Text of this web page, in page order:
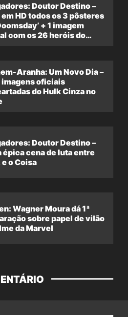
Doutor Destino –
HD todos os 3 pôsteres
+ 1 imagem
com os 26 heróis do
Aranha: Um Novo Dia –
imagens oficiais
do Hulk Cinza no
Doutor Destino –
épica cena de luta entre
o Coisa
Wagner Moura dá 1ª
sobre papel de vilão
da Marvel